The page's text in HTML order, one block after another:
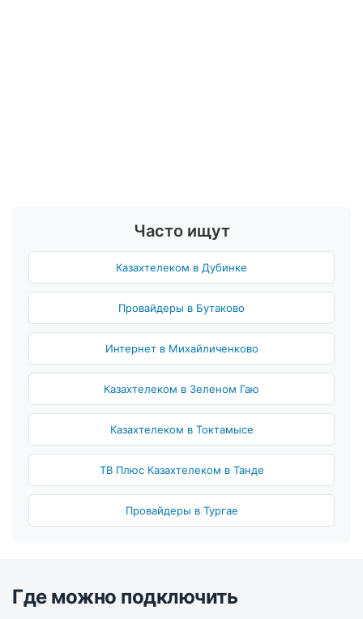
Часто ищут
Казахтелеком в Дубинке
Провайдеры в Бутаково
Интернет в Михайличенково
Казахтелеком в Зеленом Гаю
Казахтелеком в Токтамысе
ТВ Плюс Казахтелеком в Танде
Провайдеры в Тургае
Где можно подключить